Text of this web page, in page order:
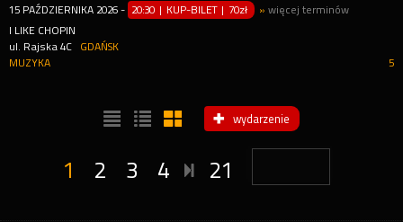
15 PAŹDZIERNIKA 2026 - 20:30 | KUP-BILET | 70zł »więcej terminów
I LIKE CHOPIN
ul. Rajska 4C
GDAŃSK
5
MUZYKA
wydarzenie
1 2 3 4 21